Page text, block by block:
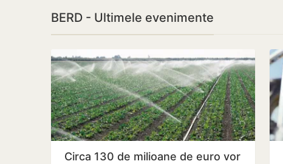
BERD - Ultimele evenimente
Circa 130 de milioane de euro vor